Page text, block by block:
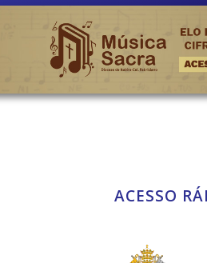
ACESSO